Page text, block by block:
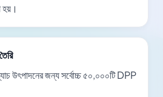
হয়।
উৎপাদনের জন্য সর্বোচ্চ ৫০,০০০টি DPP